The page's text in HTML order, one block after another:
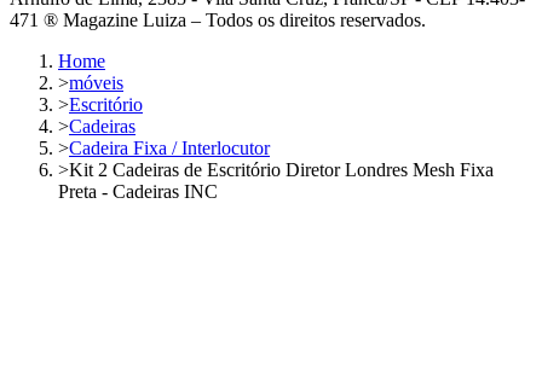
471 ® Magazine Luiza – Todos os direitos reservados.
Home
>móveis
>Escritório
>Cadeiras
>Cadeira Fixa / Interlocutor
>Kit 2 Cadeiras de Escritório Diretor Londres Mesh Fixa
Preta - Cadeiras INC